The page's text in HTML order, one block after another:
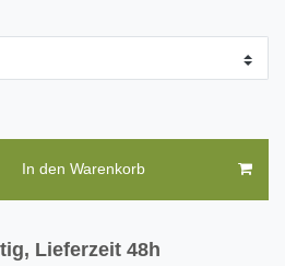
In den Warenkorb
Lieferzeit 48h